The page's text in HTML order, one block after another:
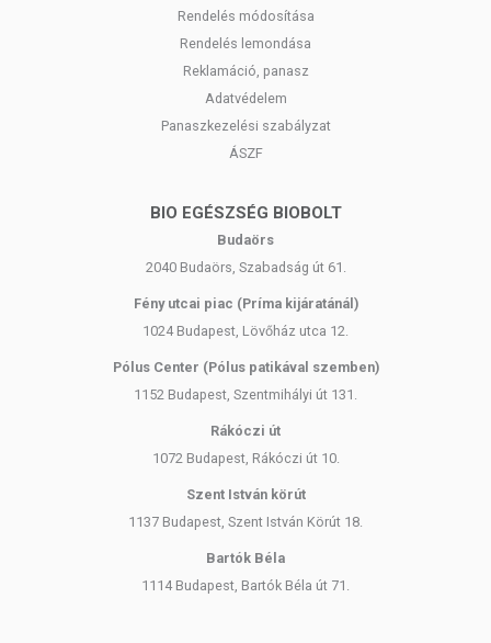
Rendelés módosítása
Rendelés lemondása
Reklamáció, panasz
Adatvédelem
Panaszkezelési szabályzat
ÁSZF
BIO EGÉSZSÉG BIOBOLT
Budaörs
2040 Budaörs, Szabadság út 61.
Fény utcai piac (Príma kijáratánál)
1024 Budapest, Lövőház utca 12.
Pólus Center (Pólus patikával szemben)
1152 Budapest, Szentmihályi út 131.
Rákóczi út
1072 Budapest, Rákóczi út 10.
Szent István körút
1137 Budapest, Szent István Körút 18.
Bartók Béla
1114 Budapest, Bartók Béla út 71.